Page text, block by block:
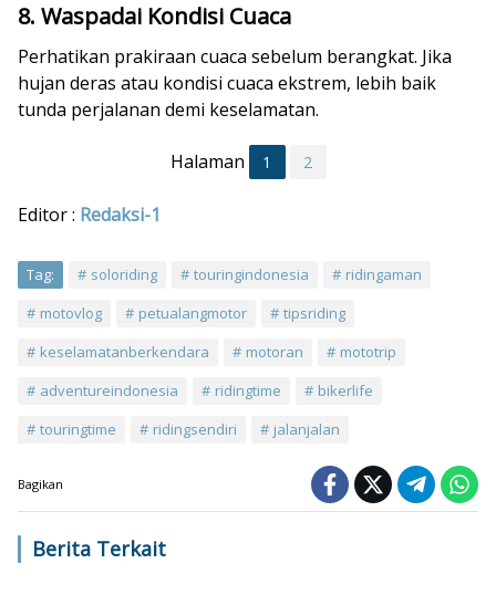
8. Waspadai Kondisi Cuaca
Perhatikan prakiraan cuaca sebelum berangkat. Jika
hujan deras atau kondisi cuaca ekstrem, lebih baik
tunda perjalanan demi keselamatan.
Halaman 1 2
Editor : Redaksi-1
Tag: soloriding touringindonesia
ridingaman
motovlog
petualangmotor
tipsriding
keselamatanberkendara
motoran
mototrip
adventureindonesia
ridingtime
bikerlife
touringtime
ridingsendiri jalanjalan
Bagikan
Berita Terkait